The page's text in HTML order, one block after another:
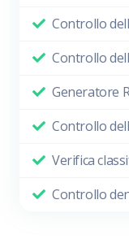
Controllo
Controllo
Generatore
Controllo
Verifica
Controllo